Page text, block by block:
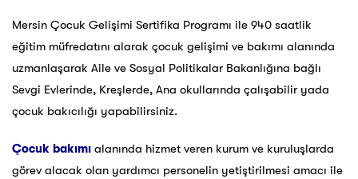
Mersin Çocuk Gelişimi Sertifika Programı ile 940 saatlik
eğitim müfredatını alarak çocuk gelişimi ve bakımı alanında
uzmanlaşarak Aile ve Sosyal Politikalar Bakanlığına bağlı
Sevgi Evlerinde, Kreşlerde, Ana okullarında çalışabilir yada
çocuk bakıcılığı yapabilirsiniz.
Çocuk bakımı alanında hizmet veren kurum ve kuruluşlarda
görev alacak olan yardımcı personelin yetiştirilmesi amacı ile